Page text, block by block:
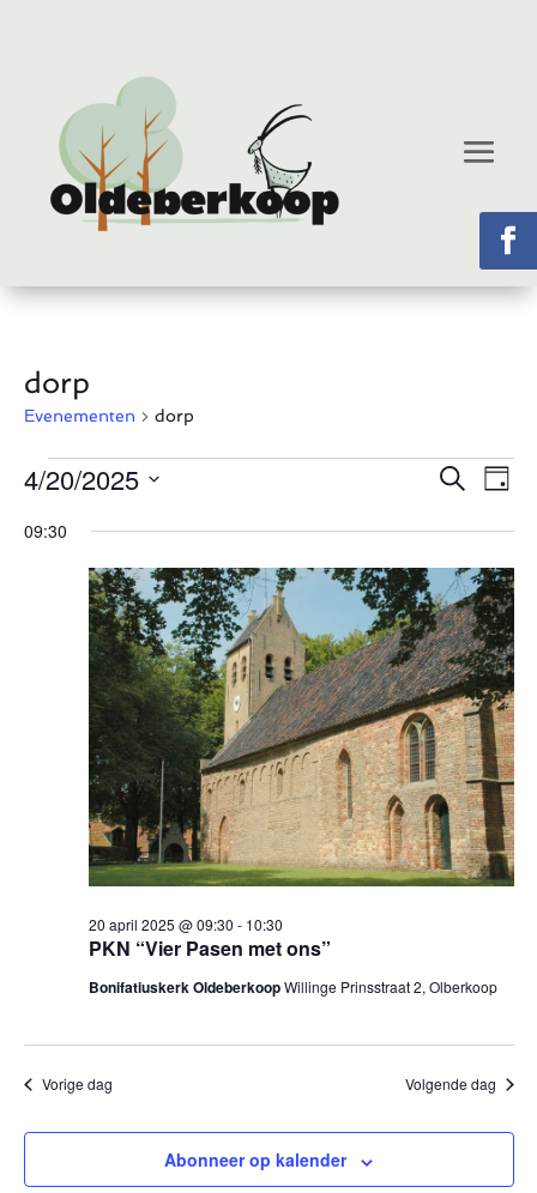
dorp
Evenementen dorp
Evenementen
in
april
2025
en
Zoeken
Dag
4/20/2025
een
09:30
PKN “Vier Pasen met ons”
20 april 2025 @ 09:30 - 10:30
Bonifatiuskerk OldeberkoopWillinge Prinsstraat 2, Olberkoop
Vorige dag Volgende dag
Abonneer op kalender